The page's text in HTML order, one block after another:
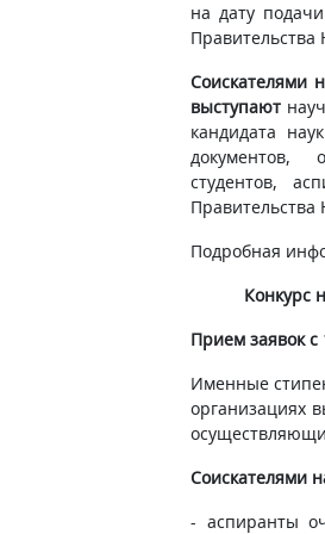
на дату
Соискателями
выступают
кандидата
документов,
студентов,
Подробная
Конкурс
Прием заявок с
Именные
организациях
Соискателями
- аспиранты